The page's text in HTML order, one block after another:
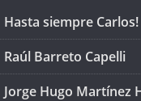
Hasta siempre Carlos!
Raúl Barreto Capelli
Jorge Hugo Martínez